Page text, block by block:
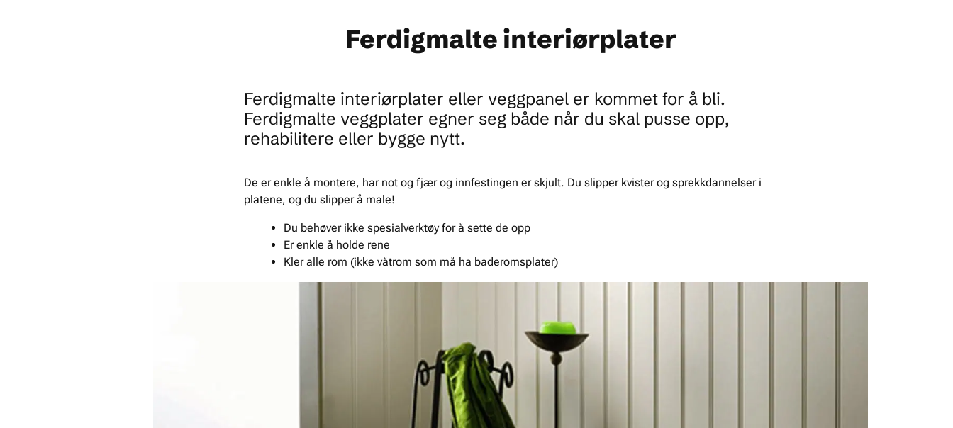
Ferdigmalte interiørplater
Ferdigmalte interiørplater eller veggpanel er kommet for å bli.
Ferdigmalte veggplater egner seg både når du skal pusse opp,
rehabilitere eller bygge nytt.
De er enkle å montere, har not og fjær og innfestingen er skjult. Du slipper kvister og sprekkdannelser i
platene, og du slipper å male!
Du behøver ikke spesialverktøy for å sette de opp
Er enkle å holde rene
Kler alle rom (ikke våtrom som må ha baderomsplater)